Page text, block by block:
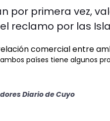
por primera vez,
reclamo por las
países tiene algunos
Diario de Cuyo